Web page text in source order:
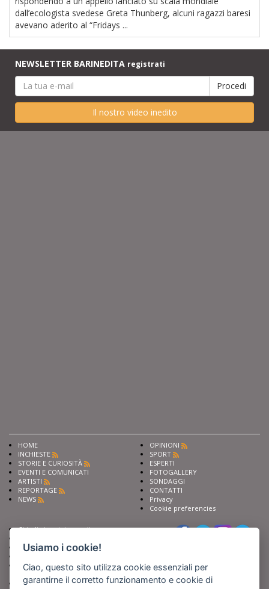
dall’ecologista svedese Greta Thunberg, alcuni ragazzi baresi
avevano aderito al “Fridays ...
NEWSLETTER BARINEDITA registrati
Il nostro video inedito
HOME
INCHIESTE
STORIE E CURIOSITÀ
EVENTI E COMUNICATI
ARTISTI
REPORTAGE
NEWS
OPINIONI
SPORT
ESPERTI
FOTOGALLERY
SONDAGGI
CONTATTI
Privacy
Cookie preferencies
Chiedi ai nostri esperti
Fai pubblicità con noi
Iscriviti al nostro corso di
giornalismo
Compra i nostri libri
Usiamo i cookie!
Ciao, questo sito utilizza cookie essenziali per
garantirne il corretto funzionamento e cookie di